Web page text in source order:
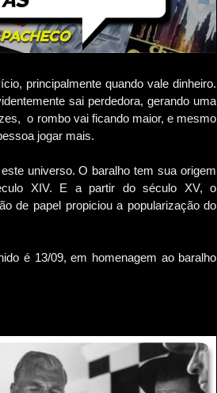
principalmente quando vale dinheiro.
sai perdedora, gerando uma
o rombo vai ficando maior, e mesmo
jogar mais.
universo. O baralho tem sua origem
XIV. E a partir do século XV, o
de papel propiciou a popularização do
é 13/09, em homenagem ao baralho